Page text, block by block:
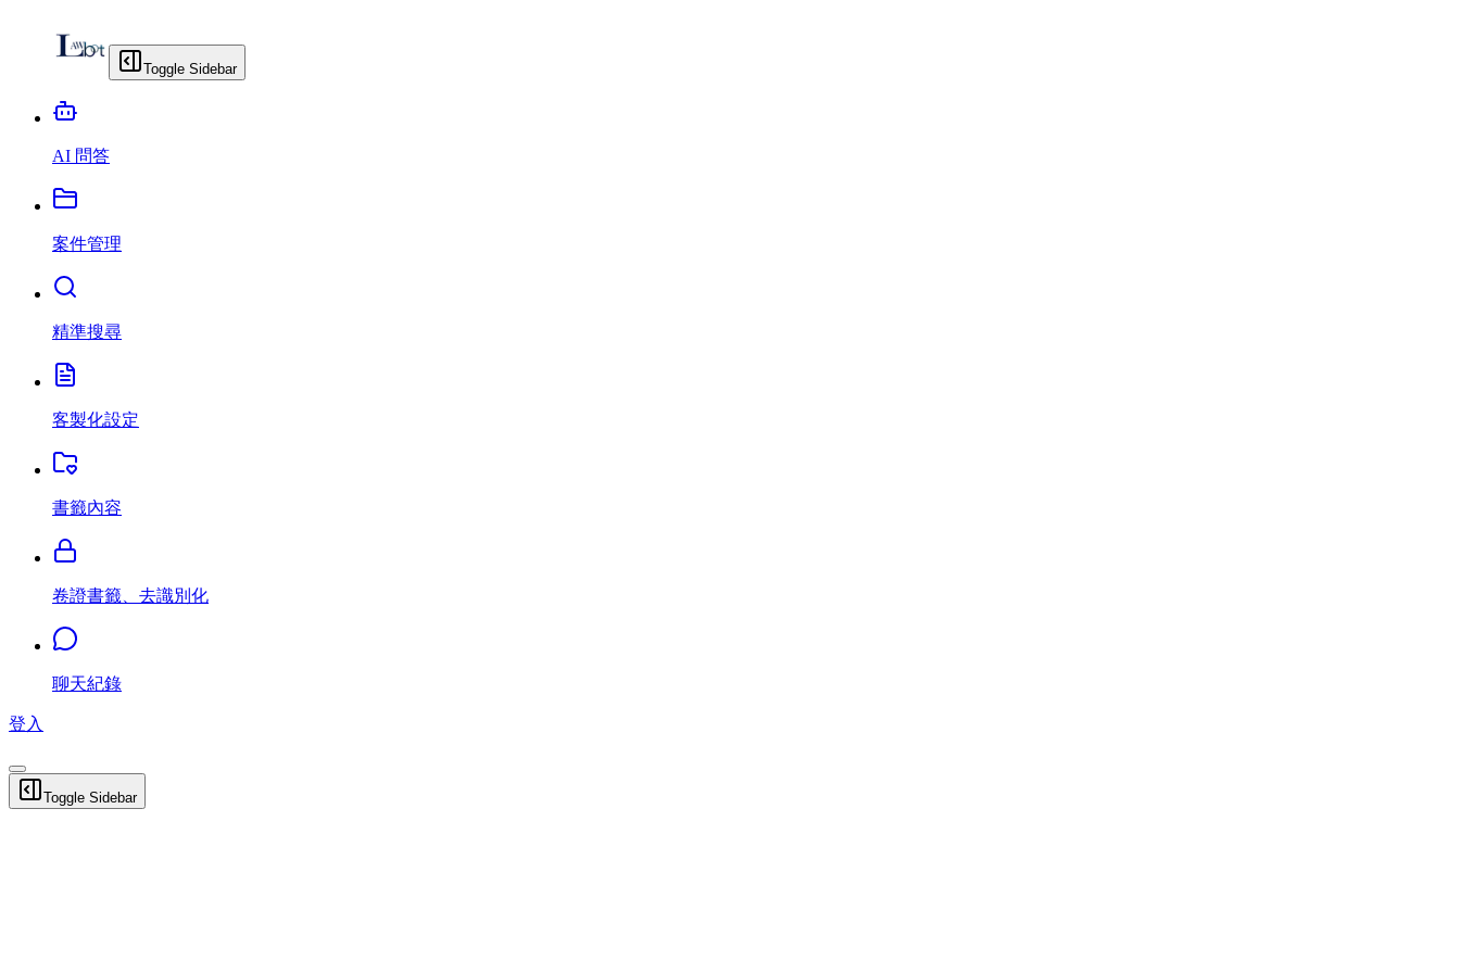
Toggle Sidebar
AI 問答
案件管理
精準搜尋
客製化設定
書籤內容
卷證書籤、去識別化
聊天紀錄
登入
Toggle Sidebar